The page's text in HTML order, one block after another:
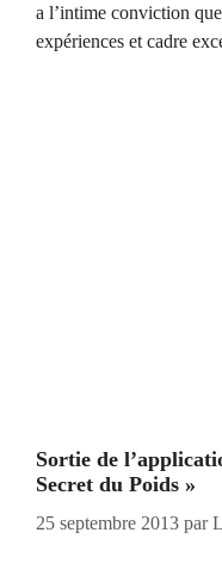
a l’intime conviction
expériences et cadre
Sortie de
Secret du Poids »
25 septembre 2013 par